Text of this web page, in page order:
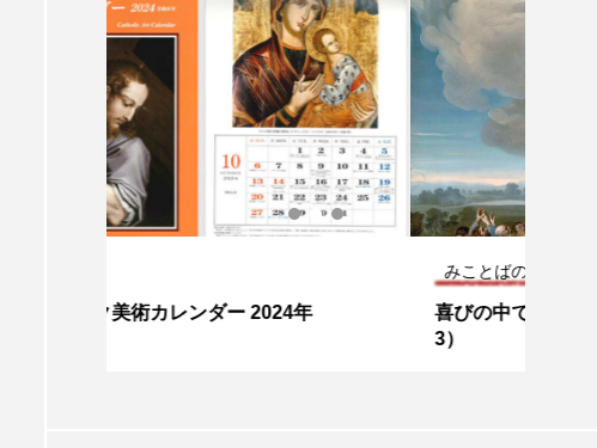
喜びの中で… 主の昇天（ルカ24・46～5